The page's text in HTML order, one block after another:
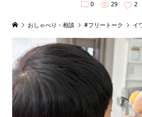
0
29 2
おしゃべり・相談 #フリートーク イ